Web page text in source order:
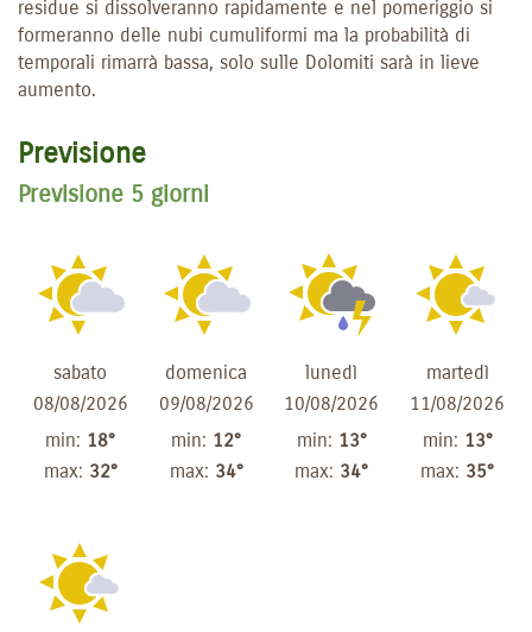
residue si dissolveranno rapidamente e nel pomeriggio si
formeranno delle nubi cumuliformi ma la probabilità di
temporali rimarrà bassa, solo sulle Dolomiti sarà in lieve
aumento.
Previsione
Previsione 5 giorni
sabato
08/08/2026
min: 18°
max: 32°
domenica
09/08/2026
min: 12°
max: 34°
lunedì
10/08/2026
min: 13°
max: 34°
martedì
11/08/2026
min: 13°
max: 35°